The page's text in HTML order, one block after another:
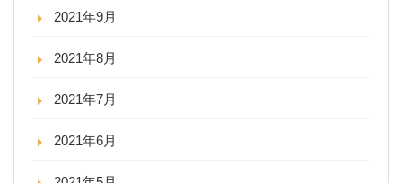
2021年9月
2021年8月
2021年7月
2021年6月